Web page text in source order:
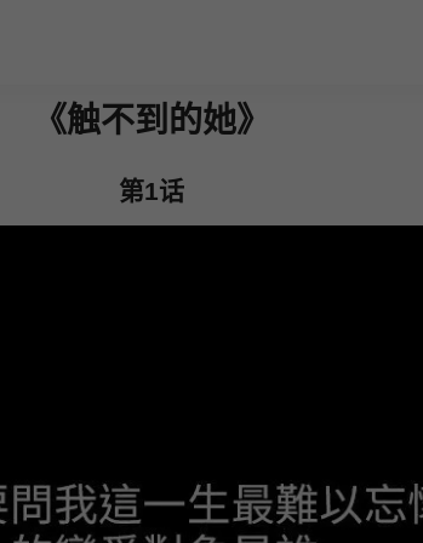
《触不到的她》
第1话